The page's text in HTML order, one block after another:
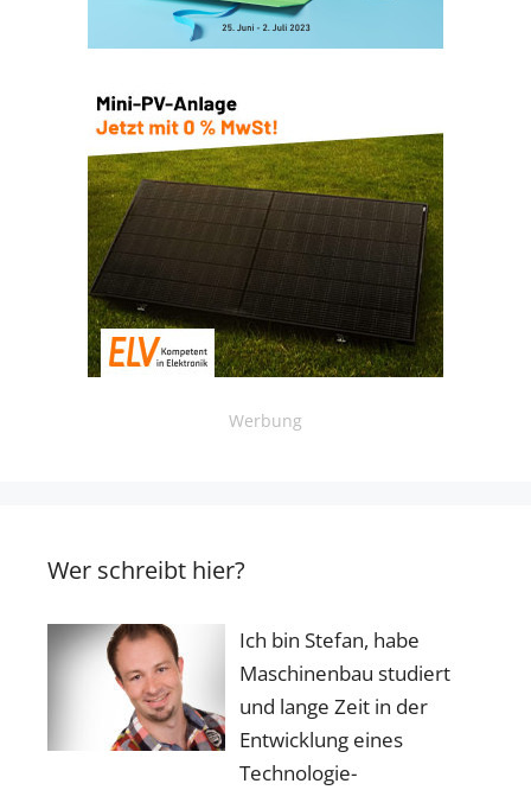
Werbung
Wer schreibt hier?
Ich bin Stefan, habe
Maschinenbau studiert
und lange Zeit in der
Entwicklung eines
Technologie-